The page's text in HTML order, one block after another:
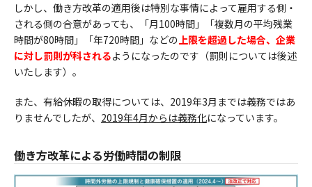
しかし、働き方改革の適用後は特別な事情によって雇用する側・
される側の合意があっても、「月100時間」「複数月の平均残業
時間が80時間」「年720時間」などの上限を超過した場合、企業
に対し罰則が科されるようになったのです（罰則については後述
いたします）。
また、有給休暇の取得については、2019年3月までは義務ではあ
りませんでしたが、 2019年4月からは義務化になっています。
働き方改革による労働時間の制限